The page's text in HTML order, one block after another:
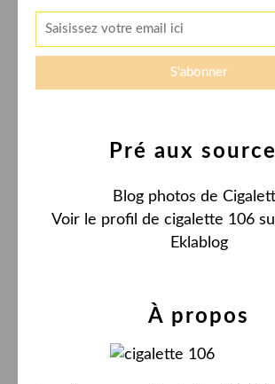
Pré aux
Blog photos de
Voir le profil de cigalette 106
Eklablog
À propos